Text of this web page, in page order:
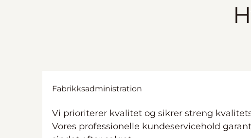
Fabrikksadministration
Vi prioriterer kvalitet og sikrer streng
Vores professionelle kundeservicehold